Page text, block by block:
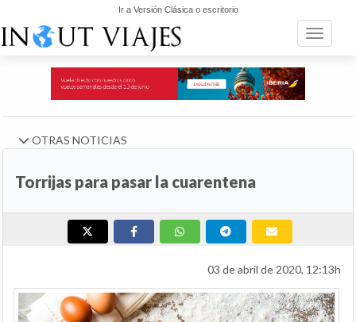
Ir a Versión Clásica o escritorio
Toggle
OTRAS NOTICIAS
Torrijas para pasar la cuarentena
03 de abril de 2020, 12:13h